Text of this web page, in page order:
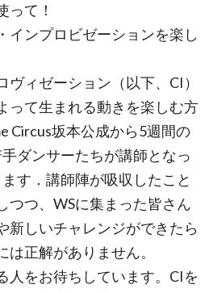
って！
インプロビゼーションを楽し
ヴィゼーション（以下、CI）
って生まれる動きを楽しむ方
Circus坂本公成から5週間の
ダンサーたちが講師となっ
す．講師陣が吸収したこと
つつ、WSに集まった皆さん
新しいチャレンジができたら
は正解がありません。
人をお待ちしています。CIを